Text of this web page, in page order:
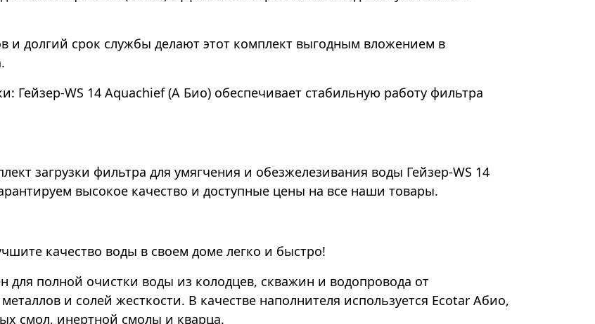
и долгий срок службы делают этот комплект выгодным вложением в
Гейзер-WS 14 Aquachief (A Био) обеспечивает стабильную работу фильтра
загрузки фильтра для умягчения и обезжелезивания воды Гейзер-WS 14
высокое качество и доступные цены на все наши товары.
качество воды в своем доме легко и быстро!
для полной очистки воды из колодцев, скважин и водопровода от
и солей жесткости. В качестве наполнителя используется Ecotar Абио,
смол, инертной смолы и кварца.